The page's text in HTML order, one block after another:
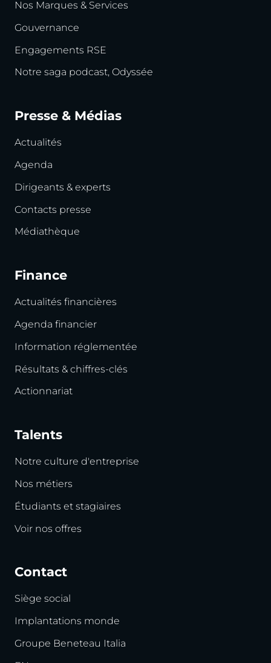
Nos Marques & Services
Gouvernance
Engagements RSE
Notre saga podcast, Odyssée
Presse & Médias
Actualités
Agenda
Dirigeants & experts
Contacts presse
Médiathèque
Finance
Actualités financières
Agenda financier
Information réglementée
Résultats & chiffres-clés
Actionnariat
Talents
Notre culture d'entreprise
Nos métiers
Étudiants et stagiaires
Voir nos offres
Contact
Siège social
Implantations monde
Groupe Beneteau Italia